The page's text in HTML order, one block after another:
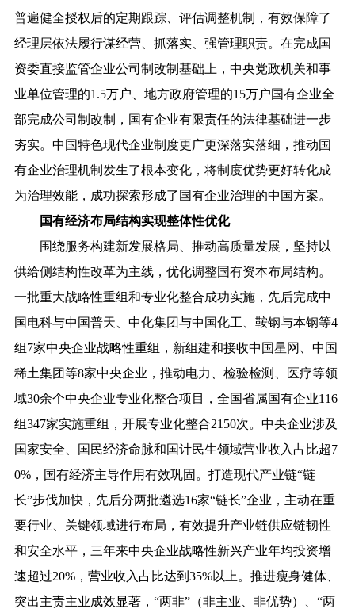
普遍健全授权后的定期跟踪、评估调整机制，有效保障了
经理层依法履行谋经营、抓落实、强管理职责。在完成国
资委直接监管企业公司制改制基础上，中央党政机关和事
业单位管理的1.5万户、地方政府管理的15万户国有企业全
部完成公司制改制，国有企业有限责任的法律基础进一步
夯实。中国特色现代企业制度更广更深落实落细，推动国
有企业治理机制发生了根本变化，将制度优势更好转化成
为治理效能，成功探索形成了国有企业治理的中国方案。
国有经济布局结构实现整体性优化
围绕服务构建新发展格局、推动高质量发展，坚持以
供给侧结构性改革为主线，优化调整国有资本布局结构。
一批重大战略性重组和专业化整合成功实施，先后完成中
国电科与中国普天、中化集团与中国化工、鞍钢与本钢等4
组7家中央企业战略性重组，新组建和接收中国星网、中国
稀土集团等8家中央企业，推动电力、检验检测、医疗等领
域30余个中央企业专业化整合项目，全国省属国有企业116
组347家实施重组，开展专业化整合2150次。中央企业涉及
国家安全、国民经济命脉和国计民生领域营业收入占比超7
0%，国有经济主导作用有效巩固。打造现代产业链“链
长”步伐加快，先后分两批遴选16家“链长”企业，主动在重
要行业、关键领域进行布局，有效提升产业链供应链韧性
和安全水平，三年来中央企业战略性新兴产业年均投资增
速超过20%，营业收入占比达到35%以上。推进瘦身健体、
突出主责主业成效显著，“两非”（非主业、非优势）、“两